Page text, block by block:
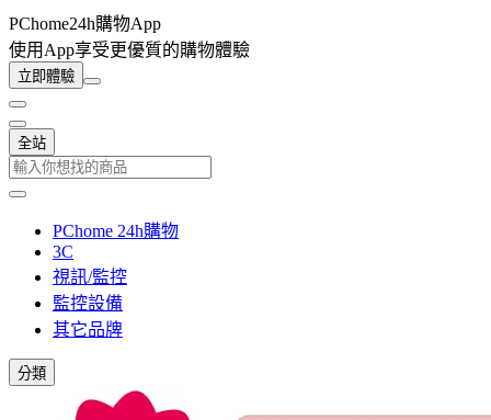
PChome24h購物App
使用App享受更優質的購物體驗
立即體驗
全站
PChome 24h購物
3C
視訊/監控
監控設備
其它品牌
分類